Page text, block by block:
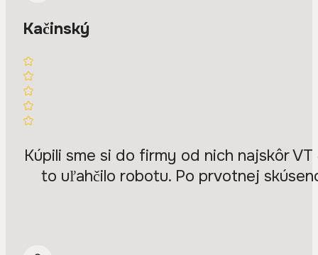
Kačinský
Kúpili sme si do firmy od nich najskôr
to uľahčilo robotu. Po prvotnej